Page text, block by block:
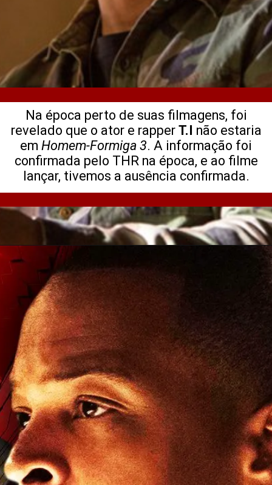
Na época perto de suas filmagens, foi
revelado que o ator e rapper T.I não estaria
em Homem-Formiga 3. A informação foi
confirmada pelo THR na época, e ao filme
lançar, tivemos a ausência confirmada.